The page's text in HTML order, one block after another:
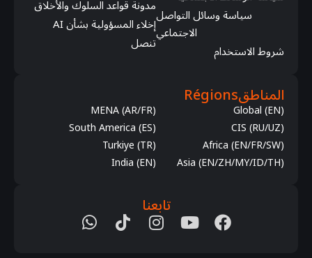
سياسة وسائل التواصل
الاجتماعي
شروط الاستخدام
مدونة قواعد السلوك والأخلاق
إخلاء المسؤولية بشأن AI
تنصل
المناطقRégions
Global (EN)
CIS (RU/UZ)
Africa (EN/FR/SW)
Asia (EN/ZH/MY/ID/TH)
MENA (AR/FR)
South America (ES)
Turkiye (TR)
India (EN)
تابعنا